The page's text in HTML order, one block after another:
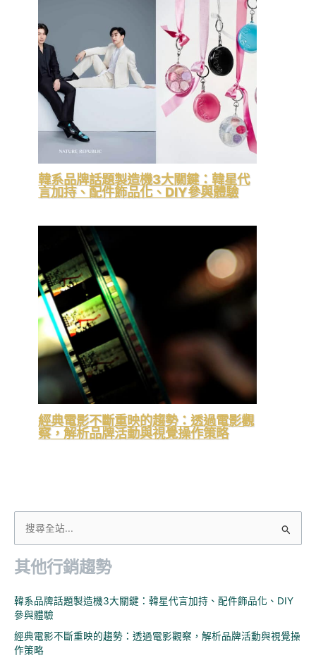
韓系品牌話題製造機3大關鍵：韓星代
言加持、配件飾品化、DIY參與體驗
經典電影不斷重映的趨勢：透過電影觀
察，解析品牌活動與視覺操作策略
關
字
其他行銷趨勢
韓系品牌話題製造機3大關鍵：韓星代言加持、配件飾品化、DIY
參與體驗
經典電影不斷重映的趨勢：透過電影觀察，解析品牌活動與視覺操
作策略